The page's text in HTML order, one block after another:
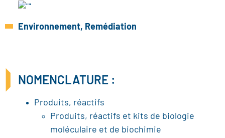
Environnement, Remédiation
NOMENCLATURE :
Produits, réactifs
Produits, réactifs et kits de biologie
moléculaire et de biochimie